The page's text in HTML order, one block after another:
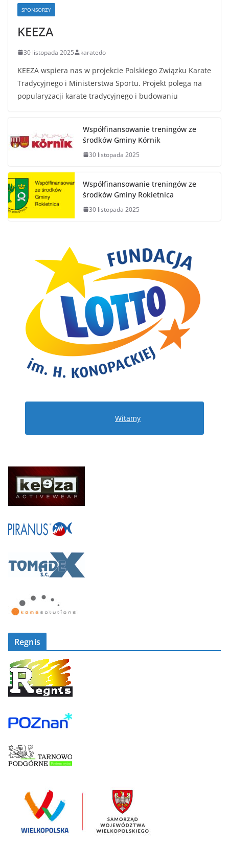
SPONSORZY
KEEZA
30 listopada 2025 karatedo
KEEZA wspiera nas w projekcie Polskiego Związku Karate
Tradycyjnego i Ministerstwa Sportu. Projekt polega na
popularyzacji karate tradycyjnego i budowaniu
Współfinansowanie treningów ze
środków Gminy Kórnik
30 listopada 2025
Współfinansowanie treningów ze
środków Gminy Rokietnica
30 listopada 2025
Witamy
Regnis